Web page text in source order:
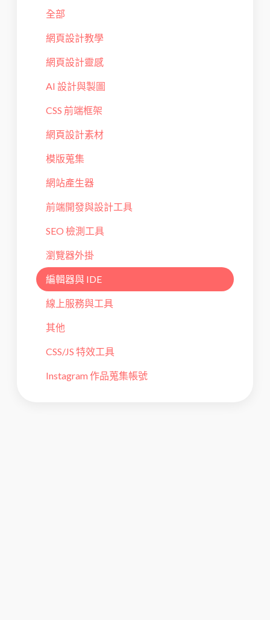
全部
網頁設計教學
網頁設計靈感
AI 設計與製圖
CSS 前端框架
網頁設計素材
模版蒐集
網站產生器
前端開發與設計工具
SEO 檢測工具
瀏覽器外掛
編輯器與 IDE
線上服務與工具
其他
CSS/JS 特效工具
Instagram 作品蒐集帳號